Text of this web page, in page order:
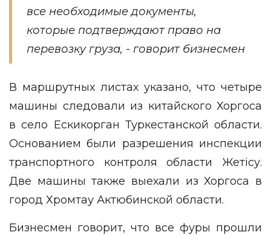
все необходимые документы,
которые подтверждают право на
перевозку груза, - говорит бизнесмен
В маршрутных листах указано, что четыре
машины следовали из китайского Хоргоса
в село Ескикорган Туркестанской области.
Основанием были разрешения инспекции
транспортного контроля области Жетісу.
Две машины также выехали из Хоргоса в
город Хромтау Актюбинской области.
Бизнесмен говорит, что все фуры прошли